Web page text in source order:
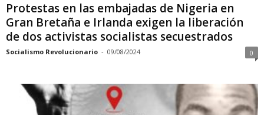
Protestas en las embajadas de Nigeria en
Gran Bretaña e Irlanda exigen la liberación
de dos activistas socialistas secuestrados
Socialismo Revolucionario - 09/08/2024 0